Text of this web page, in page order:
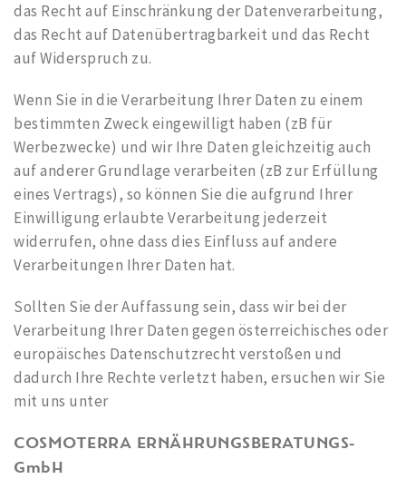
das Recht auf Einschränkung der Datenverarbeitung,
das Recht auf Datenübertragbarkeit und das Recht
auf Widerspruch zu.
Wenn Sie in die Verarbeitung Ihrer Daten zu einem
bestimmten Zweck eingewilligt haben (zB für
Werbezwecke) und wir Ihre Daten gleichzeitig auch
auf anderer Grundlage verarbeiten (zB zur Erfüllung
eines Vertrags), so können Sie die aufgrund Ihrer
Einwilligung erlaubte Verarbeitung jederzeit
widerrufen, ohne dass dies Einfluss auf andere
Verarbeitungen Ihrer Daten hat.
Sollten Sie der Auffassung sein, dass wir bei der
Verarbeitung Ihrer Daten gegen österreichisches oder
europäisches Datenschutzrecht verstoßen und
dadurch Ihre Rechte verletzt haben, ersuchen wir Sie
mit uns unter
COSMOTERRA ERNÄHRUNGSBERATUNGS-
GmbH